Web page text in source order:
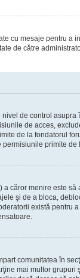
cu mesaje pentru a
de către
de control asupra
de acces,
de la fondatorul
primite de
căror menire este
şi de a bloca,
există pentru
comunitatea în
mai multor grupuri